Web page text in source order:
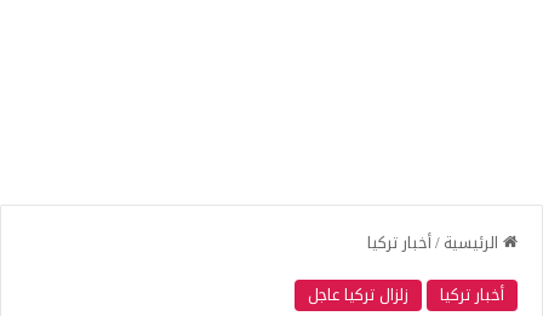
الرئيسية/أخبار تركيا
أخبار تركيا
زلزال تركيا عاجل